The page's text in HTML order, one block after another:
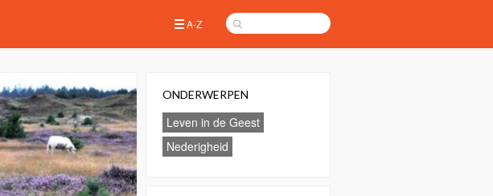
A-Z
ONDERWERPEN
Leven in de Geest
Nederigheid